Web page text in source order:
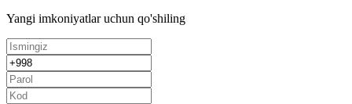
Yangi imkoniyatlar uchun qo'shiling